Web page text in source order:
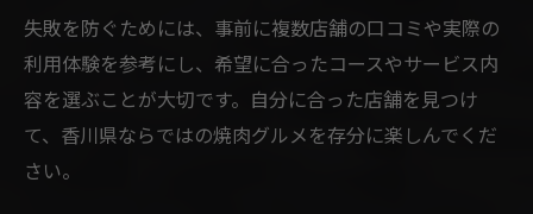
失敗を防ぐためには、事前に複数店舗の口コミや実際の
利用体験を参考にし、希望に合ったコースやサービス内
容を選ぶことが大切です。自分に合った店舗を見つけ
て、香川県ならではの焼肉グルメを存分に楽しんでくだ
さい。